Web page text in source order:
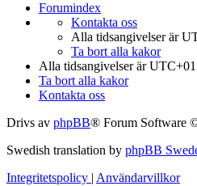
Forumindex
Kontakta oss
Alla tidsangivelser är
Ta bort alla kakor
Alla tidsangivelser är
Ta bort alla kakor
Kontakta oss
Drivs av phpBB® Forum Software
Swedish translation by phpBB
Integritetspolicy | Användarvillkor